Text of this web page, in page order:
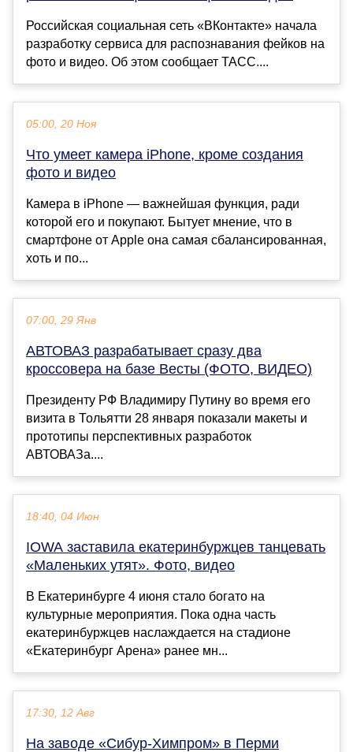
Российская социальная сеть «ВКонтакте» начала
разработку сервиса для распознавания фейков на
фото и видео. Об этом сообщает ТАСС....
05:00, 20 Ноя
Что умеет камера iPhone, кроме создания
фото и видео
Камера в iPhone — важнейшая функция, ради
которой его и покупают. Бытует мнение, что в
смартфоне от Apple она самая сбалансированная,
хоть и по...
07:00, 29 Янв
АВТОВАЗ разрабатывает сразу два
кроссовера на базе Весты (ФОТО, ВИДЕО)
Президенту РФ Владимиру Путину во время его
визита в Тольятти 28 января показали макеты и
прототипы перспективных разработок
АВТОВАЗа....
18:40, 04 Июн
IOWA заставила екатеринбуржцев танцевать
«Маленьких утят». Фото, видео
В Екатеринбурге 4 июня стало богато на
культурные мероприятия. Пока одна часть
екатеринбуржцев наслаждается на стадионе
«Екатеринбург Арена» ранее мн...
17:30, 12 Авг
На заводе «Сибур-Химпром» в Перми